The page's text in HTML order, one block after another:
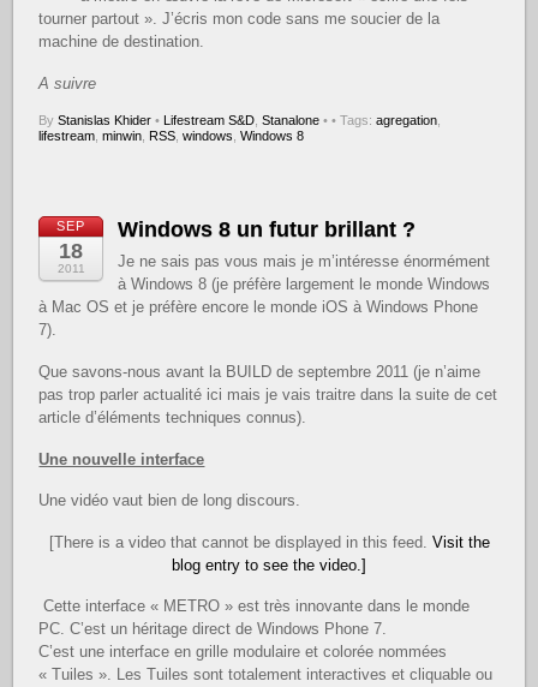
tourner partout ». J’écris mon code sans me soucier de la
machine de destination.
A suivre
ByStanislas Khider • Lifestream S&D,Stanalone • • Tags:agregation,
lifestream,minwin, RSS,windows,Windows 8
SEP
18
2011
Windows 8 un futur brillant ?
Je ne sais pas vous mais je m’intéresse énormément
à Windows 8 (je préfère largement le monde Windows
à Mac OS et je préfère encore le monde iOS à Windows Phone
7).
Que savons-nous avant la BUILD de septembre 2011 (je n’aime
pas trop parler actualité ici mais je vais traitre dans la suite de cet
article d’éléments techniques connus).
Une nouvelle interface
Une vidéo vaut bien de long discours.
[There is a video that cannot be displayed in this feed. Visit the
blog entry to see the video.]
Cette interface « METRO » est très innovante dans le monde
PC. C’est un héritage direct de Windows Phone 7.
C’est une interface en grille modulaire et colorée nommées
« Tuiles ». Les Tuiles sont totalement interactives et cliquable ou